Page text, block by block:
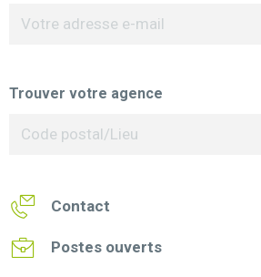
Trouver votre agence
Contact
Postes ouverts